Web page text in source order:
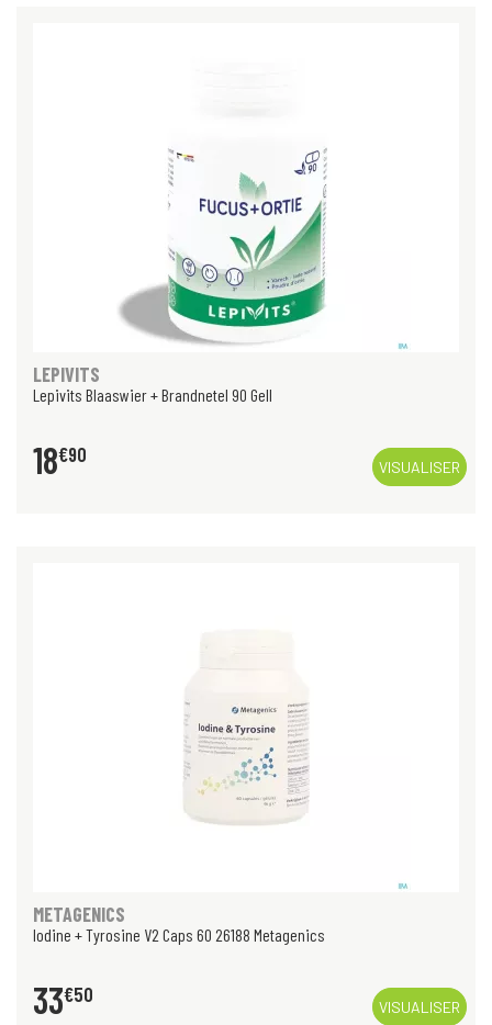
LEPIVITS
Lepivits Blaaswier + Brandnetel 90 Gell
18€90
VISUALISER
METAGENICS
Iodine + Tyrosine V2 Caps 60 26188 Metagenics
33€50
VISUALISER